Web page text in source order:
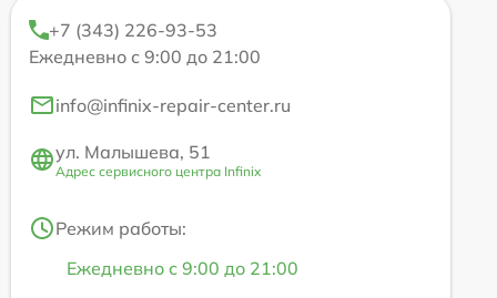
+7 (343) 226-93-53
Ежедневно с 9:00 до 21:00
info@infinix-repair-center.ru
ул. Малышева, 51
Адрес сервисного центра Infinix
Режим работы:
Ежедневно с 9:00 до 21:00